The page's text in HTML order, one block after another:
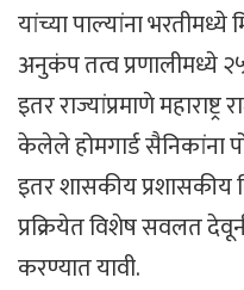
यांच्या पाल्यांना भरतीमध्ये
अनुकंप तत्व प्रणालीमध्ये
इतर राज्यांप्रमाणे
केलेले होमगार्ड सैनिकांना
इतर शासकीय प्रशासकीय
प्रक्रियेत विशेष सवलत
करण्यात यावी.